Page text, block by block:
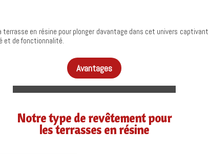
terrasse en résine pour plonger davantage dans cet univers
et de fonctionnalité.
Avantages
Notre type de revêtement pour
les terrasses en résine